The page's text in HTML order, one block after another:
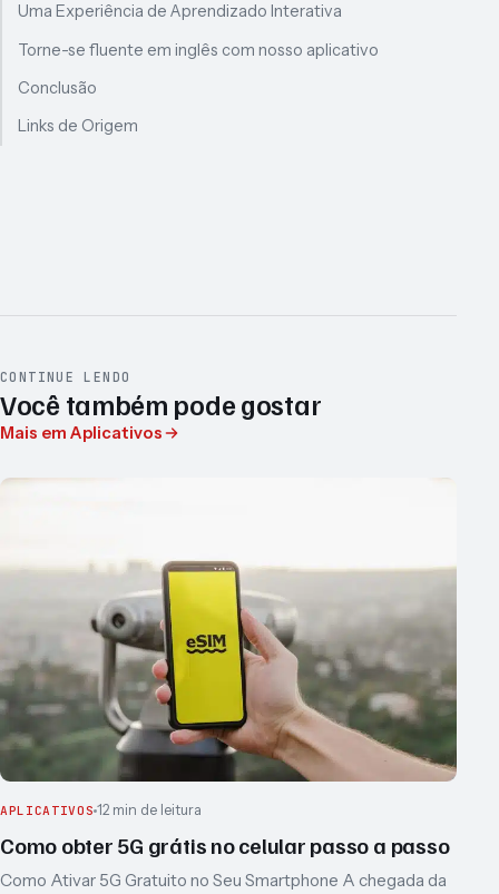
Uma Experiência de Aprendizado Interativa
Torne-se fluente em inglês com nosso aplicativo
Conclusão
Links de Origem
CONTINUE LENDO
Você também pode gostar
Mais em Aplicativos
APLICATIVOS 12 min de leitura
Como obter 5G grátis no celular passo a passo
Como Ativar 5G Gratuito no Seu Smartphone A chegada da